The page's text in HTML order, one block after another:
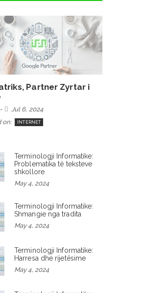
Partner Zyrtar i
Jul 6, 2024
on:
INTERNET
Terminologji Informatike:
Problematika të teksteve
shkollore
May 4, 2024
Terminologji Informatike:
Shmangie nga tradita
May 4, 2024
Terminologji Informatike:
Harresa dhe rijetësime
May 4, 2024